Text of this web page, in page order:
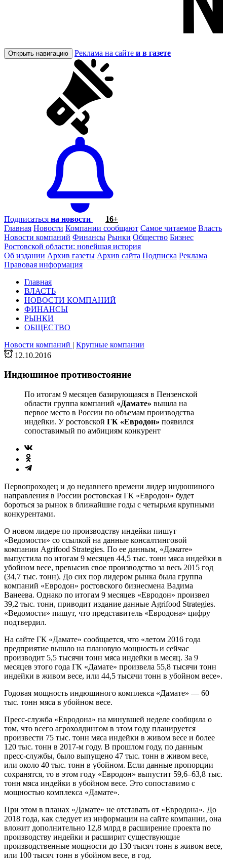
Открыть навигацию Реклама на сайте и в газете
Подписаться на новости
16+
Главная Новости Компании сообщают Самое читаемое Власть
Новости компаний Финансы Рынки Общество Бизнес
Ростовской области: новейшая история
Об издании Архив газеты Архив сайта Подписка Реклама
Правовая информация
Главная
ВЛАСТЬ
НОВОСТИ КОМПАНИЙ
ФИНАНСЫ
РЫНКИ
ОБЩЕСТВО
Новости компаний | Крупные компании
12.10.2016
Индюшиное противостояние
По итогам 9 месяцев базирующаяся в Пензенской
области группа компаний «Дамате» вышла на
первое место в России по объемам производства
индейки. У ростовской ГК «Евродон» появился
сопоставимый по амбициям конкурент
Первопроходец и до недавнего времени лидер индюшиного
направления в России ростовская ГК «Евродон» будет
бороться за рынок в ближайшие годы с четырьмя крупными
конкурентами.
О новом лидере по производству индейки пишут
«Ведомости» со ссылкой на данные консалтинговой
компании Agrifood Strategies. По ее данным, «Дамате»
выпустила по итогам 9 месяцев 44,5 тыс. тонн мяса индейки в
убойном весе, превысив свое производство за весь 2015 год
(34,7 тыс. тонн). До сих пор лидером рынка была группа
компаний «Евродон» ростовского бизнесмена Вадима
Ванеева. Однако по итогам 9 месяцев «Евродон» произвел
39,2 тыс. тонн, приводит издание данные Agrifood Strategies.
«Ведомости» пишут, что представитель «Евродона» цифру
подтвердил.
На сайте ГК «Дамате» сообщается, что «летом 2016 года
предприятие вышло на плановую мощность и сейчас
производит 5,5 тысячи тонн мяса индейки в месяц. За 9
месяцев этого года ГК «Дамате» произвела 55,8 тысячи тонн
индейки в живом весе, или 44,5 тысячи тонн в убойном весе».
Годовая мощность индюшиного комплекса «Дамате» — 60
тыс. тонн мяса в убойном весе.
Пресс-служба «Евродона» на минувшей неделе сообщила о
том, что всего агрохолдингом в этом году планируется
произвести 75 тыс. тонн мяса индейки в живом весе и более
120 тыс. тонн в 2017-м году. В прош­лом году, по данным
пресс-службы, было выпущено 47 тыс. тонн в живом весе,
или около 40 тыс. тонн в убойном. Если данные пропорции
сохранятся, то в этом году «Евродон» выпустит 59,6–63,8 тыс.
тонн мяса индейки в убойном весе. Это сопоставимо с
мощностью комплекса «Дамате».
При этом в планах «Дамате» не отставать от «Евродона». До
2018 года, как следует из информации на сайте компании, она
вложит дополнительно 12,8 млрд в расширение проекта по
производству индейки и расширит существующие
производственные мощности до 130 тысяч тонн в живом весе,
или 100 тысяч тонн в убойном весе, в год.